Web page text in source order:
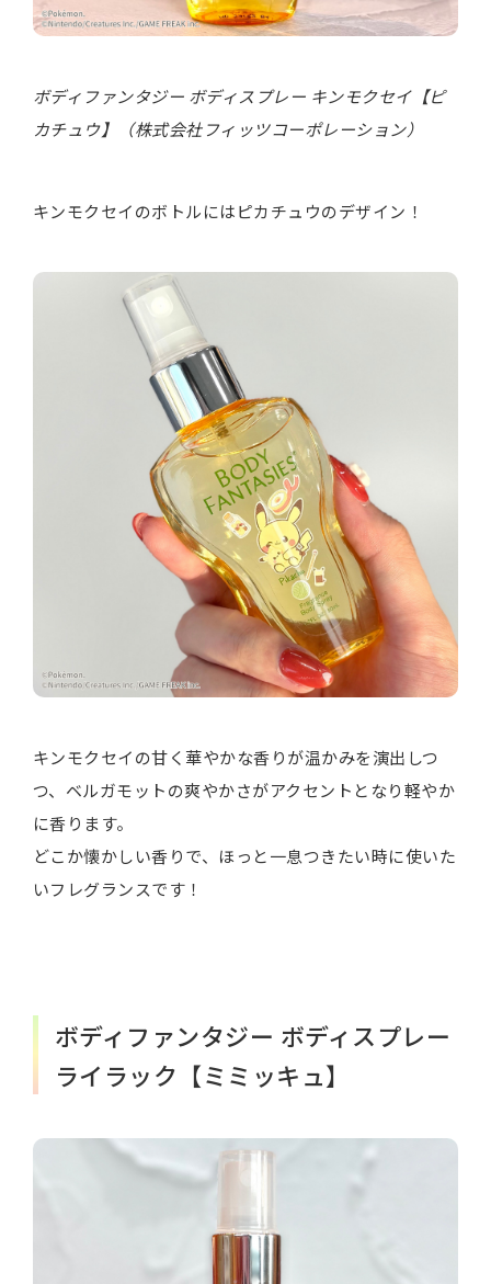
ボディファンタジー ボディスプレー キンモクセイ【ピ
カチュウ】（株式会社フィッツコーポレーション）
キンモクセイのボトルにはピカチュウのデザイン！
キンモクセイの甘く華やかな香りが温かみを演出しつ
つ、ベルガモットの爽やかさがアクセントとなり軽やか
に香ります。
どこか懐かしい香りで、ほっと一息つきたい時に使いた
いフレグランスです！
ボディファンタジー ボディスプレー
ライラック【ミミッキュ】